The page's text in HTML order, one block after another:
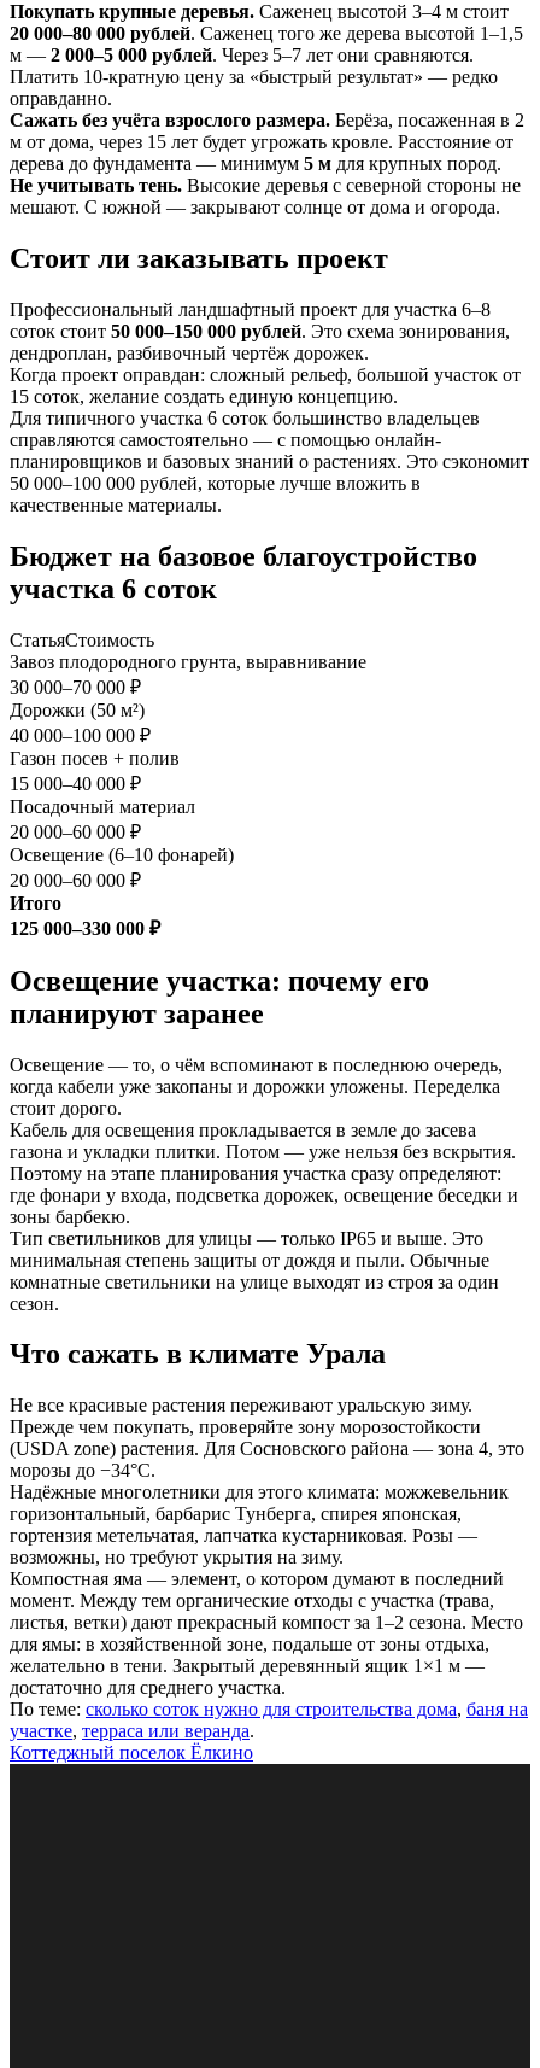
Покупать крупные деревья. Саженец высотой 3–4 м стоит
20 000–80 000 рублей. Саженец того же дерева высотой 1–1,5
м — 2 000–5 000 рублей. Через 5–7 лет они сравняются.
Платить 10-кратную цену за «быстрый результат» — редко
оправданно.
Сажать без учёта взрослого размера. Берёза, посаженная в 2
м от дома, через 15 лет будет угрожать кровле. Расстояние от
дерева до фундамента — минимум 5 м для крупных пород.
Не учитывать тень. Высокие деревья с северной стороны не
мешают. С южной — закрывают солнце от дома и огорода.
Стоит ли заказывать проект
Профессиональный ландшафтный проект для участка 6–8
соток стоит 50 000–150 000 рублей. Это схема зонирования,
дендроплан, разбивочный чертёж дорожек.
Когда проект оправдан: сложный рельеф, большой участок от
15 соток, желание создать единую концепцию.
Для типичного участка 6 соток большинство владельцев
справляются самостоятельно — с помощью онлайн-
планировщиков и базовых знаний о растениях. Это сэкономит
50 000–100 000 рублей, которые лучше вложить в
качественные материалы.
Бюджет на базовое благоустройство
участка 6 соток
СтатьяСтоимость
Завоз плодородного грунта, выравнивание
30 000–70 000 ₽
Дорожки (50 м²)
40 000–100 000 ₽
Газон посев + полив
15 000–40 000 ₽
Посадочный материал
20 000–60 000 ₽
Освещение (6–10 фонарей)
20 000–60 000 ₽
Итого
125 000–330 000 ₽
Освещение участка: почему его
планируют заранее
Освещение — то, о чём вспоминают в последнюю очередь,
когда кабели уже закопаны и дорожки уложены. Переделка
стоит дорого.
Кабель для освещения прокладывается в земле до засева
газона и укладки плитки. Потом — уже нельзя без вскрытия.
Поэтому на этапе планирования участка сразу определяют:
где фонари у входа, подсветка дорожек, освещение беседки и
зоны барбекю.
Тип светильников для улицы — только IP65 и выше. Это
минимальная степень защиты от дождя и пыли. Обычные
комнатные светильники на улице выходят из строя за один
сезон.
Что сажать в климате Урала
Не все красивые растения переживают уральскую зиму.
Прежде чем покупать, проверяйте зону морозостойкости
(USDA zone) растения. Для Сосновского района — зона 4, это
морозы до −34°C.
Надёжные многолетники для этого климата: можжевельник
горизонтальный, барбарис Тунберга, спирея японская,
гортензия метельчатая, лапчатка кустарниковая. Розы —
возможны, но требуют укрытия на зиму.
Компостная яма — элемент, о котором думают в последний
момент. Между тем органические отходы с участка (трава,
листья, ветки) дают прекрасный компост за 1–2 сезона. Место
для ямы: в хозяйственной зоне, подальше от зоны отдыха,
желательно в тени. Закрытый деревянный ящик 1×1 м —
достаточно для среднего участка.
По теме: сколько соток нужно для строительства дома, баня на
участке, терраса или веранда.
Коттеджный поселок Ёлкино